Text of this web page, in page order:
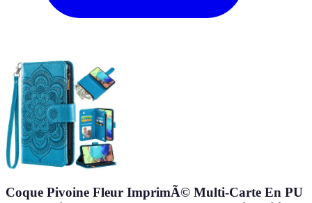
Coque Pivoine Fleur ImprimÃ© Multi-Carte En PU